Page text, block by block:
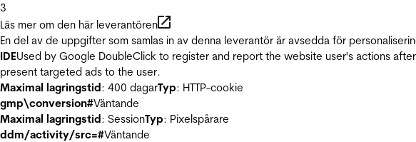
3
Läs mer om den här leverantören
En del av de uppgifter som samlas in av denna leverantör är avsedda för
IDEUsed by Google DoubleClick to register and report the website user's actions
present targeted ads to the user.
Maximal lagringstid: 400 dagarTyp: HTTP-cookie
gmp\conversion#Väntande
Maximal lagringstid: SessionTyp: Pixelspårare
ddm/activity/src=#Väntande